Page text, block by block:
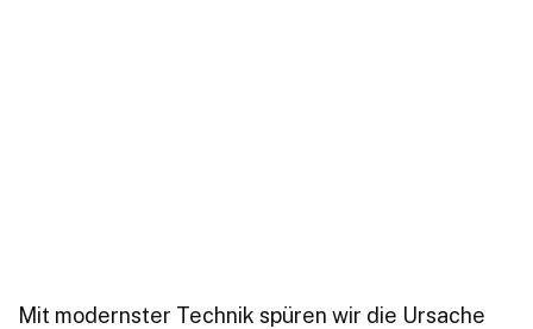
Mit modernster Technik spüren wir die Ursache